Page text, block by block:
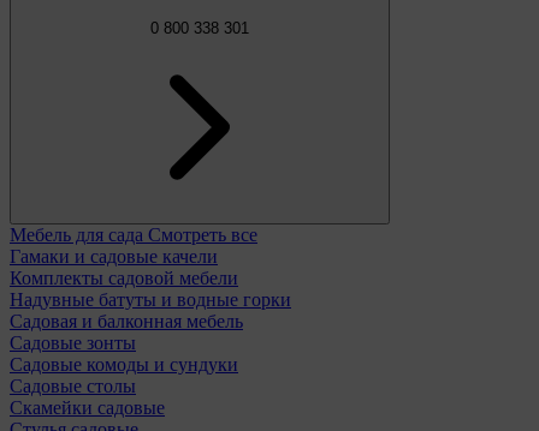
0 800 338 301
Мебель для сада Смотреть все
Гамаки и садовые качели
Комплекты садовой мебели
Надувные батуты и водные горки
Садовая и балконная мебель
Садовые зонты
Садовые комоды и сундуки
Садовые столы
Скамейки садовые